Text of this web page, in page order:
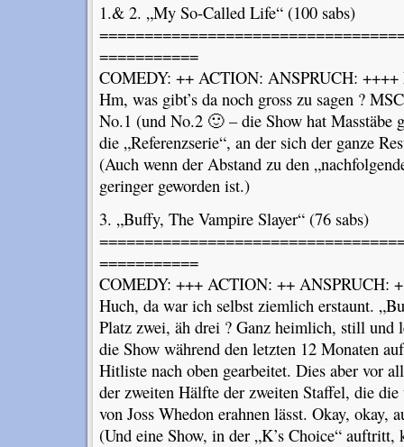
1.& 2. „My So-Called Life“ (100 sabs)
===========
COMEDY: ++ ACTION: ANSPRUCH:
Hm, was gibt’s da noch gross zu sagen ?
No.1 (und No.2 🙂 – die Show hat Masstäbe
die „Referenzserie“, an der sich der ganze
(Auch wenn der Abstand zu den
geringer geworden ist.)
3. „Buffy, The Vampire Slayer“ (76 sabs)
===========
COMEDY: +++ ACTION: ++ ANSPRUCH:
Huch, da war ich selbst ziemlich erstaunt.
Platz zwei, äh drei ? Ganz heimlich, still und
die Show während den letzten 12 Monaten
Hitliste nach oben gearbeitet. Dies aber vor
der zweiten Hälfte der zweiten Staffel, die die
von Joss Whedon erahnen lässt. Okay, okay,
(Und eine Show, in der „K’s Choice“ auftritt,